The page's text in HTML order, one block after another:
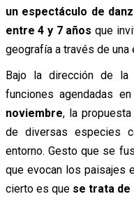
un espectáculo de
entre 4 y 7 años que
geografía a través de una
Bajo la dirección de la
funciones agendadas
noviembre, la
de diversas especies
entorno. Gesto que se
que evocan los paisajes
cierto es que se trata de